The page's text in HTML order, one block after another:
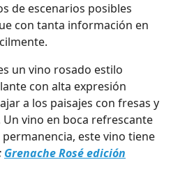
de escenarios posibles
con tanta información en
un vino rosado estilo
con alta expresión
a los paisajes con fresas y
vino en boca refrescante
este vino tiene
Grenache Rosé edición